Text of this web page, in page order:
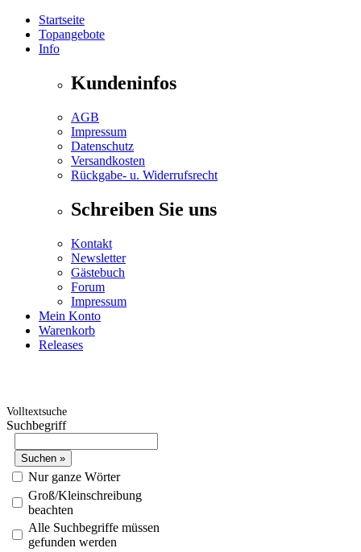
Startseite
Topangebote
Info
Kundeninfos
AGB
Impressum
Datenschutz
Versandkosten
Rückgabe- u. Widerrufsrecht
Schreiben Sie uns
Kontakt
Newsletter
Gästebuch
Forum
Impressum
Mein Konto
Warenkorb
Releases
Volltextsuche
Suchbegriff
Nur ganze Wörter
Groß/Kleinschreibung
beachten
Alle Suchbegriffe müssen
gefunden werden